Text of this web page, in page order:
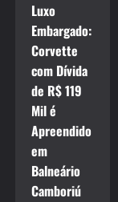
Luxo
Embargado:
Corvette
com Dívida
de R$ 119
Mil é
Apreendido
em
Balneário
Camboriú